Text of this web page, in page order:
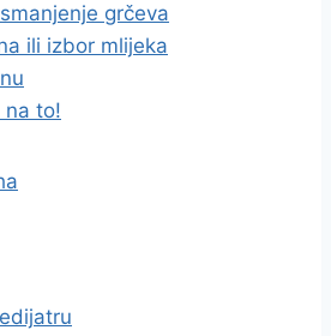
grčeva
ili izbor mlijeka
na to!